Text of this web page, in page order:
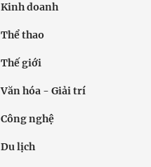
Kinh doanh
Thể thao
Thế giới
Văn hóa - Giải trí
Công nghệ
Du lịch